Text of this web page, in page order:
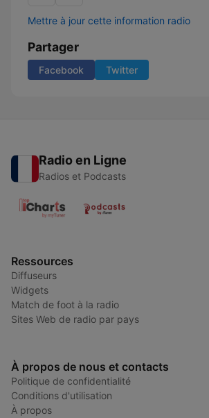
Mettre à jour cette information radio
Partager
Facebook Twitter
Radio en Ligne
Radios et Podcasts
Ressources
Diffuseurs
Widgets
Match de foot à la radio
Sites Web de radio par pays
À propos de nous et contacts
Politique de confidentialité
Conditions d'utilisation
À propos